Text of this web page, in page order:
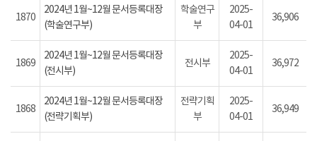
1870
2024년 1월~12월 문서등록대장
(학술연구부)
학술연구
부
2025-
04-01
36,906
1869
2024년 1월~12월 문서등록대장
(전시부)
전시부
2025-
04-01
36,972
1868
2024년 1월~12월 문서등록대장
(전략기획부)
전략기획
부
2025-
04-01
36,949